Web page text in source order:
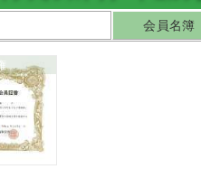
会員名簿